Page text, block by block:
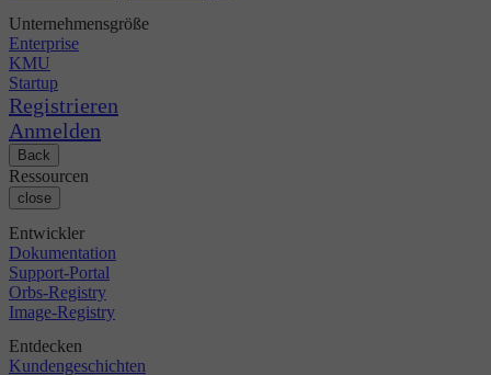
Unternehmensgröße
Enterprise
KMU
Startup
Registrieren
Anmelden
Back
Ressourcen
close
Entwickler
Dokumentation
Support-Portal
Orbs-Registry
Image-Registry
Entdecken
Kundengeschichten